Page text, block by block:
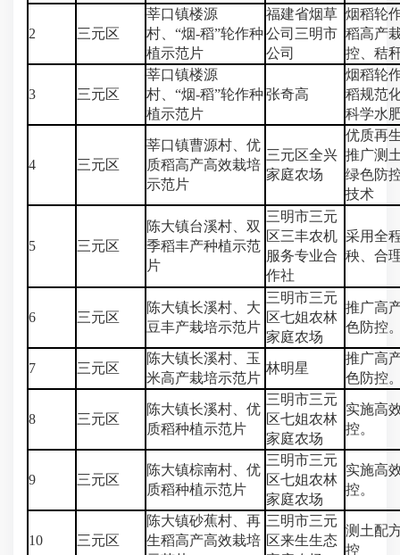
2 三元区
莘口镇楼源
村、“烟-稻”轮作种
植示范片
福建省烟草
公司三明市
公司
烟稻轮
稻高产
控、秸
3 三元区
莘口镇楼源
村、“烟-稻”轮作种
植示范片
张奇高
烟稻轮
稻规范
科学水
4 三元区
莘口镇曹源村、优
质稻高产高效栽培
示范片
三元区全兴
家庭农场
优质再
推广测
绿色防
技术
5 三元区
陈大镇台溪村、双
季稻丰产种植示范
片
三明市三元
区三丰农机
服务专业合
作社
采用全
秧、合
6 三元区
陈大镇长溪村、大
豆丰产栽培示范片
三明市三元
区七姐农林
家庭农场
推广高
色防控
7 三元区
陈大镇长溪村、玉
米高产栽培示范片
林明星
推广高
色防控
8 三元区
陈大镇长溪村、优
质稻种植示范片
三明市三元
区七姐农林
家庭农场
实施高
控。
9 三元区
陈大镇棕南村、优
质稻种植示范片
三明市三元
区七姐农林
家庭农场
实施高
控。
10 三元区
陈大镇砂蕉村、再
生稻高产高效栽培
三明市三元
区来生生态
测土配
控